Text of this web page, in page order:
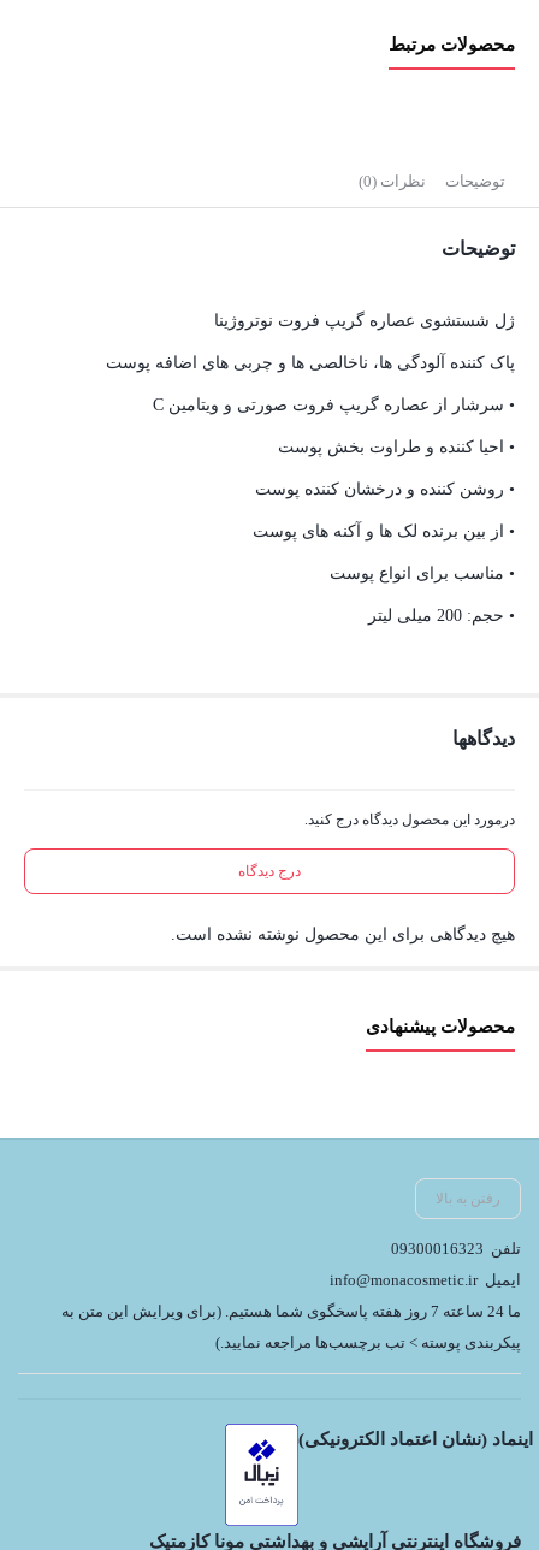
محصولات مرتبط
توضیحات نظرات (0)
توضیحات
ژل شستشوی عصاره گریپ فروت نوتروژینا
پاک کننده آلودگی ها، ناخالصی ها و چربی های اضافه پوست
• سرشار از عصاره گریپ فروت صورتی و ویتامین C
• احیا کننده و طراوت بخش پوست
• روشن کننده و درخشان کننده پوست
• از بین برنده لک ها و آکنه های پوست
• مناسب برای انواع پوست
• حجم: 200 میلی لیتر
دیدگاهها
درمورد این محصول دیدگاه درج کنید.
درج دیدگاه
هیچ دیدگاهی برای این محصول نوشته نشده است.
محصولات پیشنهادی
رفتن به بالا
تلفن 09300016323
ایمیلinfo@monacosmetic.ir
ما 24 ساعته 7 روز هفته پاسخگوی شما هستیم. (برای ویرایش این متن به
پیکربندی پوسته > تب برچسب‌ها مراجعه نمایید.)
اینماد (نشان اعتماد الکترونیکی)
فروشگاه اینترنتی آرایشی و بهداشتی مونا کازمتیک